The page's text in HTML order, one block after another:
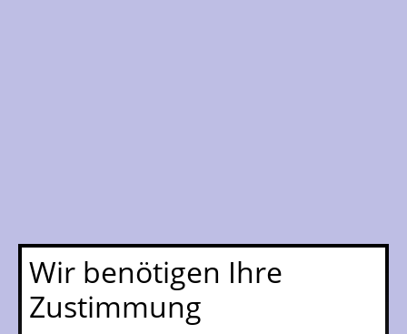
Wir benötigen Ihre
Zustimmung